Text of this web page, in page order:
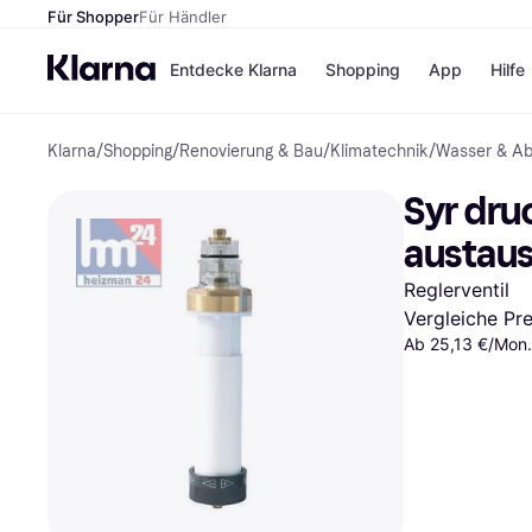
Für ShopperFür Händler
Entdecke Klarna
Zahlungsmethoden
Sofort bezahlen
Bezahle in 3
Teilzahlungen
Bezahle in bis zu 30
Ratenzahlung
Shopping
Shops
eBay
Temu
SHEIN
App Hilfe
Klarna/Shopping/Renovierung & Bau/Klimatechnik/Wasser &
Syr
Reglerventil
Vergleiche
Ab 25,13 €/